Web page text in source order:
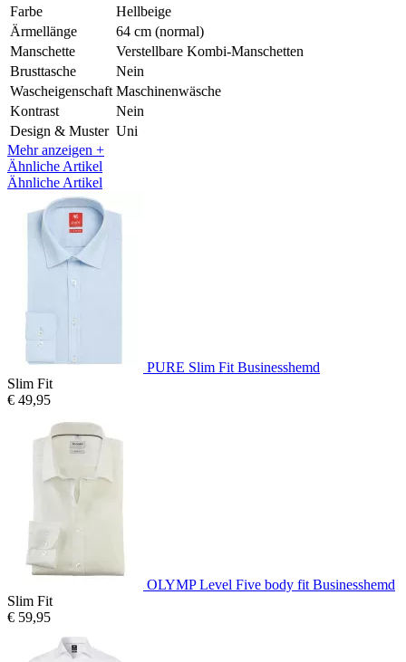
Farbe
Hellbeige
Ärmellänge
64 cm (normal)
Manschette
Verstellbare Kombi-Manschetten
Brusttasche
Nein
Wascheigenschaft Maschinenwäsche
Kontrast
Nein
Design & Muster Uni
Mehr anzeigen +
Ähnliche Artikel
Ähnliche Artikel
PURE Slim Fit Businesshemd
Slim Fit
€ 49,95
OLYMP Level Five body fit Businesshemd
Slim Fit
€ 59,95